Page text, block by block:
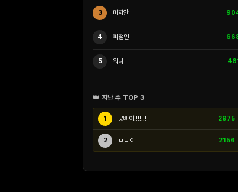
3 미지안
4 피철인
5 워니
👑 지난 주 TOP 3
1 긋빠이!!!!!!! 2975
2 ㅁㄴㅇ 2156